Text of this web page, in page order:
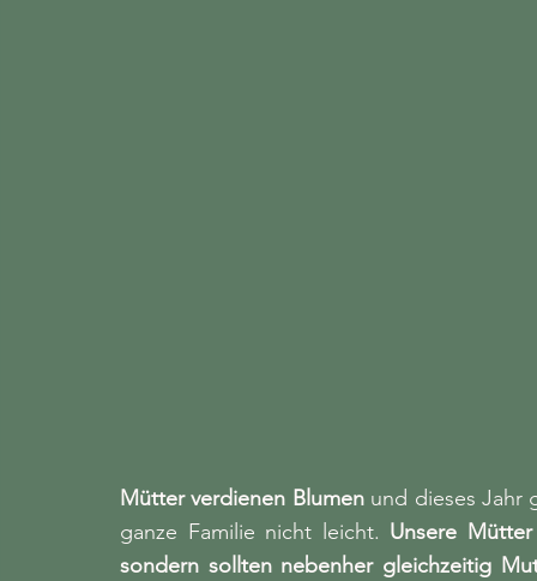
Mütter verdienen Blumen und dieses Jahr
ganze Familie nicht leicht. Unsere
sondern sollten nebenher gleichzeitig